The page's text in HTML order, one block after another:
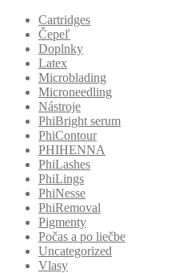
Cartridges
Čepeľ
Doplnky
Latex
Microblading
Microneedling
Nástroje
PhiBright serum
PhiContour
PHIHENNA
PhiLashes
PhiLings
PhiNesse
PhiRemoval
Pigmenty
Počas a po liečbe
Uncategorized
Vlasy